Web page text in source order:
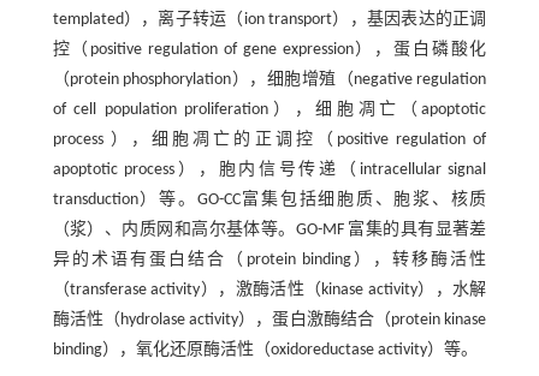
templated），离子转运（ion transport），基因表达的正调
控（positive regulation of gene expression），蛋白磷酸化
（protein phosphorylation），细胞增殖（negative regulation
of cell population proliferation），细胞凋亡（apoptotic
process ），细胞凋亡的正调控（positive regulation of
apoptotic process），胞内信号传递（intracellular signal
transduction）等。GO-CC富集包括细胞质、胞浆、核质
（浆）、内质网和高尔基体等。GO-MF 富集的具有显著差
异的术语有蛋白结合（protein binding），转移酶活性
（transferase activity），激酶活性（kinase activity），水解
酶活性（hydrolase activity），蛋白激酶结合（protein kinase
binding），氧化还原酶活性（oxidoreductase activity）等。